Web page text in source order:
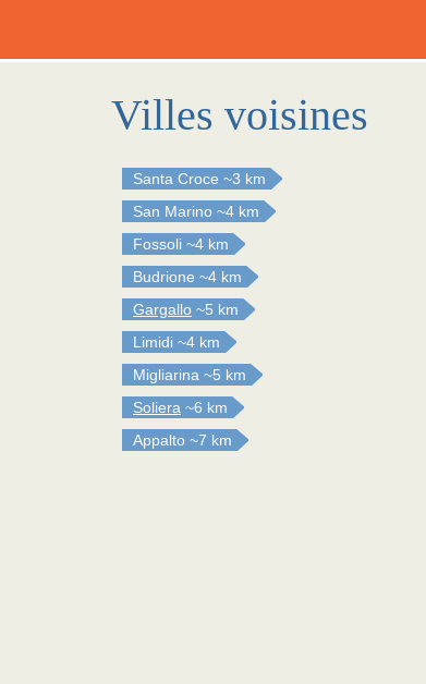
Villes voisines
Santa Croce ~3 km
San Marino ~4 km
Fossoli ~4 km
Budrione ~4 km
Gargallo ~5 km
Limidi ~4 km
Migliarina ~5 km
Soliera ~6 km
Appalto ~7 km